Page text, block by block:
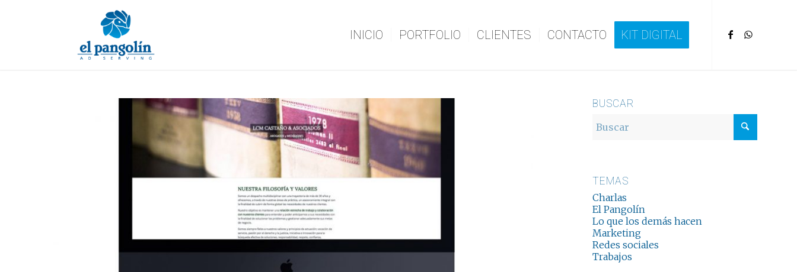
INICIO PORTFOLIO CLIENTES CONTACTO KIT DIGITAL
BUSCAR
TEMAS
Charlas
El Pangolín
Lo que los demás hacen
Marketing
Redes sociales
Trabajos